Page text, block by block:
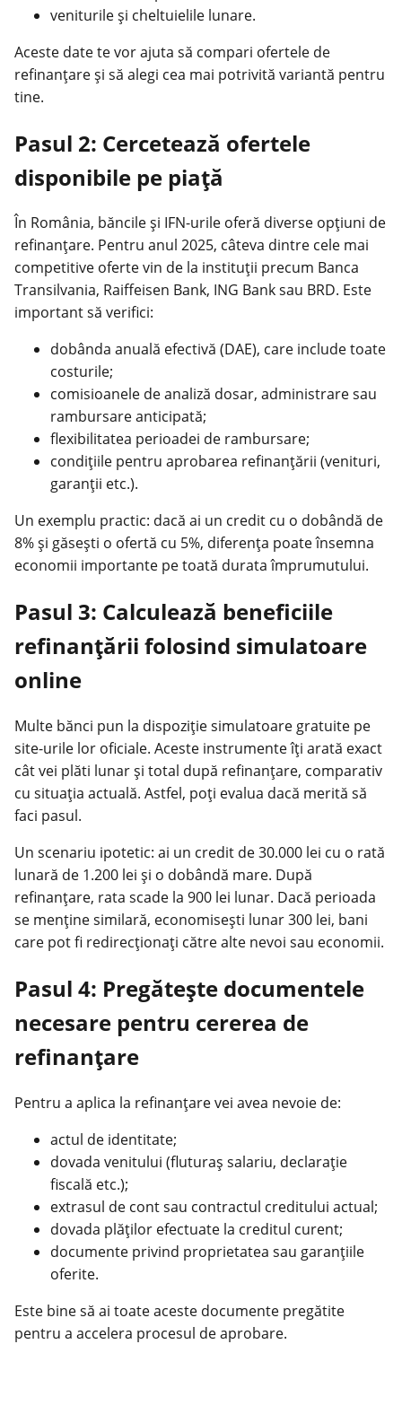
veniturile și cheltuielile lunare.
Aceste date te vor ajuta să compari ofertele de
refinanțareși să alegi cea mai potrivită variantă pentru
tine.
Pasul 2: Cercetează ofertele
disponibile pe piață
În România, băncile și IFN-urile oferă diverse opțiuni de
refinanțare. Pentru anul 2025, câteva dintre cele mai
competitive oferte vin de la instituții precum Banca
Transilvania, Raiffeisen Bank, ING Bank sau BRD. Este
important să verifici:
dobânda anuală efectivă (DAE), care include toate
costurile;
comisioanele de analiză dosar, administrare sau
rambursare anticipată;
flexibilitatea perioadei de rambursare;
condițiile pentru aprobarea refinanțării (venituri,
garanții etc.).
Un exemplu practic: dacă ai un credit cu o dobândă de
8% și găsești o ofertă cu 5%, diferența poate însemna
economii importante pe toată durata împrumutului.
Pasul 3: Calculează beneficiile
refinanțării folosind simulatoare
online
Multe bănci pun la dispoziție simulatoare gratuite pe
site-urile lor oficiale. Aceste instrumente îți arată exact
cât vei plăti lunar și total după refinanțare, comparativ
cu situația actuală. Astfel, poți evalua dacă merită să
faci pasul.
Un scenariu ipotetic: ai un credit de 30.000 lei cu o rată
lunară de 1.200 lei și o dobândă mare. După
refinanțare, rata scade la 900 lei lunar. Dacă perioada
se menține similară, economisești lunar 300 lei, bani
care pot fi redirecționați către alte nevoi sau economii.
Pasul 4: Pregătește documentele
necesare pentru cererea de
refinanțare
Pentru a aplica la refinanțare vei avea nevoie de:
actul de identitate;
dovada venitului (fluturaș salariu, declarație
fiscală etc.);
extrasul de cont sau contractul creditului actual;
dovada plăților efectuate la creditul curent;
documente privind proprietatea sau garanțiile
oferite.
Este bine să ai toate aceste documente pregătite
pentru a accelera procesul de aprobare.